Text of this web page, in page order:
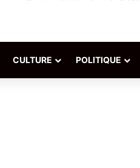
CULTURE POLITIQUE